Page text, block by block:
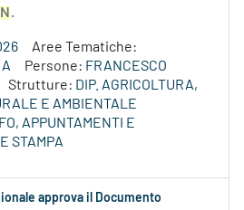
N .
Aree Tematiche:
Persone: FRANCESCO
Strutture: DIP. AGRICOLTURA,
E AMBIENTALE
APPUNTAMENTI E
STAMPA
approva il Documento